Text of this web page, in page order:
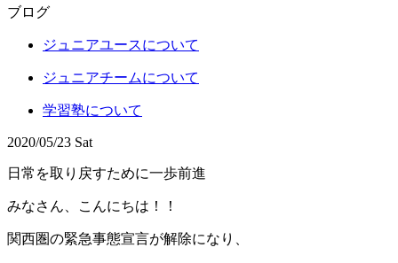
ブログ
ジュニアユースについて
ジュニアチームについて
学習塾について
2020/05/23 Sat
日常を取り戻すために一歩前進
みなさん、こんにちは！！
関西圏の緊急事態宣言が解除になり、